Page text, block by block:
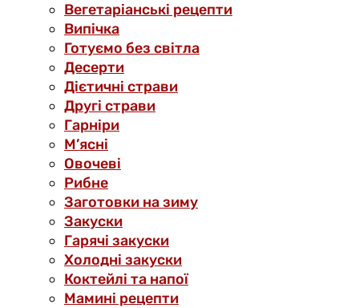
Вегетаріанські рецепти
Випічка
Готуємо без світла
Десерти
Дієтичні страви
Другі страви
Гарніри
М’ясні
Овочеві
Рибне
Заготовки на зиму
Закуски
Гарячі закуски
Холодні закуски
Коктейлі та напої
Мамині рецепти